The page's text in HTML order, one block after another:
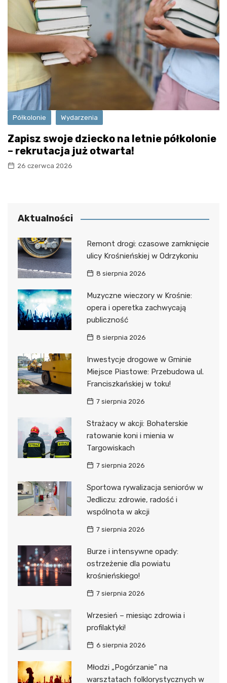
Półkolonie Wydarzenia
Zapisz swoje dziecko na letnie półkolonie
– rekrutacja już otwarta!
26 czerwca 2026
Aktualności
Remont drogi: czasowe zamknięcie
ulicy Krośnieńskiej w Odrzykoniu
8 sierpnia 2026
Muzyczne wieczory w Krośnie:
opera i operetka zachwycają
publiczność
8 sierpnia 2026
Inwestycje drogowe w Gminie
Miejsce Piastowe: Przebudowa ul.
Franciszkańskiej w toku!
7 sierpnia 2026
Strażacy w akcji: Bohaterskie
ratowanie koni i mienia w
Targowiskach
7 sierpnia 2026
Sportowa rywalizacja seniorów w
Jedliczu: zdrowie, radość i
wspólnota w akcji
7 sierpnia 2026
Burze i intensywne opady:
ostrzeżenie dla powiatu
krośnieńskiego!
7 sierpnia 2026
Wrzesień – miesiąc zdrowia i
profilaktyki!
6 sierpnia 2026
Młodzi „Pogórzanie” na
warsztatach folklorystycznych w